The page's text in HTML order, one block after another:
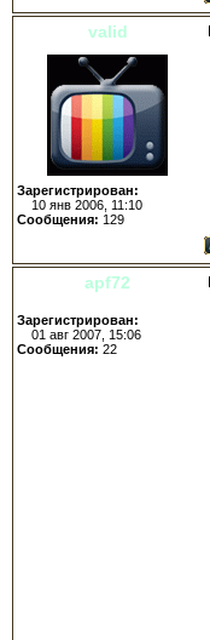
valid
Зарегистрирован:
10 янв 2006, 11:10
Сообщения: 129
apf72
Зарегистрирован:
01 авг 2007, 15:06
Сообщения: 22